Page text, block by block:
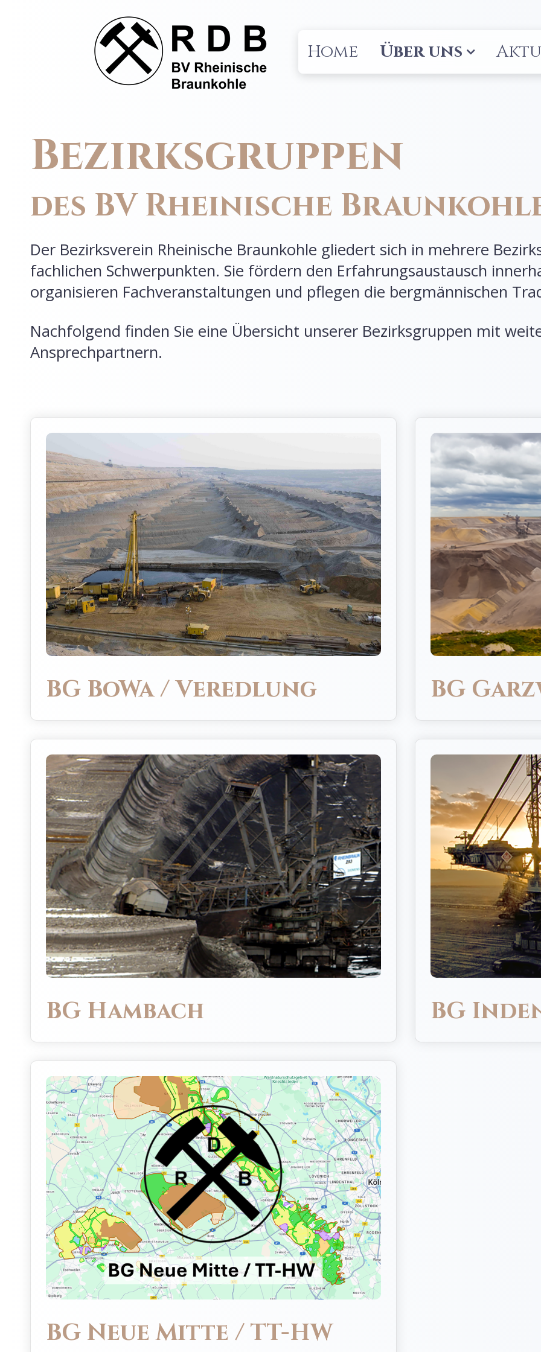
Home Über uns
Bezirksgruppen
des BV Rheinische
Der Bezirksverein Rheinische Braunkohle gliedert sich in mehrere
fachlichen Schwerpunkten. Sie fördern den Erfahrungsaustausch
organisieren Fachveranstaltungen und pflegen die bergmännischen
Nachfolgend finden Sie eine Übersicht unserer Bezirksgruppen mit
Ansprechpartnern.
BG BoWa / Veredlung
BG Hambach
BG Neue Mitte / TT-HW
BG
BG